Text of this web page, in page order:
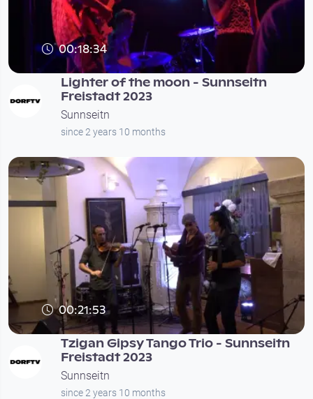
00:18:34
Lighter of the moon - Sunnseitn
Freistadt 2023
Sunnseitn
since 2 years 10 months
00:21:53
Tzigan Gipsy Tango Trio - Sunnseitn
Freistadt 2023
Sunnseitn
since 2 years 10 months